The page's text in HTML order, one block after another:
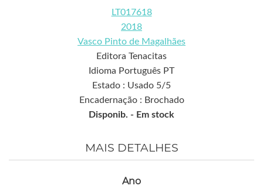
LT017618
2018
Vasco Pinto de Magalhães
Editora Tenacitas
Idioma Português PT
Estado : Usado 5/5
Encadernação : Brochado
Disponib. - Em stock
MAIS DETALHES
Ano